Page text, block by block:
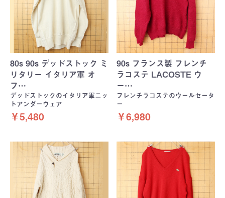
80s 90s デッドストック ミ
リタリー イタリア軍 オ
フ…
デッドストックのイタリア軍ニッ
トアンダーウェア
￥5,480
90s フランス製 フレンチ
ラコステ LACOSTE ウ
ー…
フレンチラコステのウールセータ
ー
￥6,980